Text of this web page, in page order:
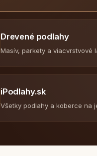
Drevené podlahy
Masív, parkety a viacvrstvové
iPodlahy.sk
Všetky podlahy a koberce na